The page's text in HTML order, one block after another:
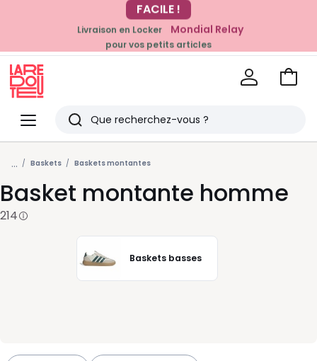
EN CE MOMENT
-20% dès 39€*
Livraison en Locker Mondial Relay
pour vos petits articles
Menu
Redoute
Rechercher
Derniers
articles
vus
Voir
... Baskets Baskets montantes
Basket montante homme
214
Baskets basses